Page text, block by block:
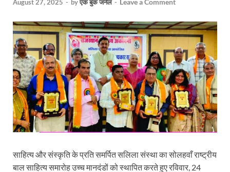
August 27, 2025 - byएक बुक जर्नल - Leave a Comment
साहित्य और संस्कृति के प्रति समर्पित सलिला संस्था का सोलहवाँ राष्ट्रीय
बाल साहित्य समारोह उच्च मानदंडों को स्थापित करते हुए रविवार, 24